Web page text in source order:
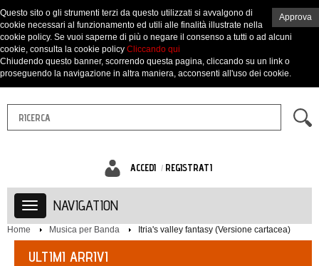
ACCEDI REGISTRATI
NAVIGATION
Home Musica per Banda Itria's valley fantasy (Versione cartacea)
ULTIMI ARRIVI
Approva
Questo sito o gli strumenti terzi da questo utilizzati si avvalgono di
cookie necessari al funzionamento ed utili alle finalità illustrate nella
cookie policy. Se vuoi saperne di più o negare il consenso a tutti o ad alcuni
cookie, consulta la cookie policy Cliccando qui
Chiudendo questo banner, scorrendo questa pagina, cliccando su un link o
proseguendo la navigazione in altra maniera, acconsenti all'uso dei cookie.